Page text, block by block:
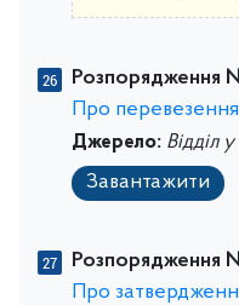
Розпорядження
Про перевезення
Джерело: Відділ
Завантажити
Розпорядження
Про